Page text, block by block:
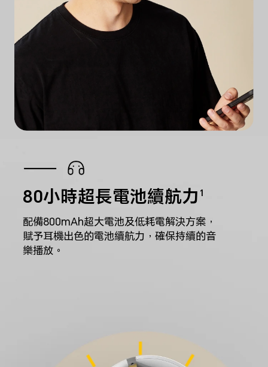
80小時超長電池續航力 1
配備800mAh超大電池及低耗電解決方案，
賦予耳機出色的電池續航力，確保持續的音
樂播放。